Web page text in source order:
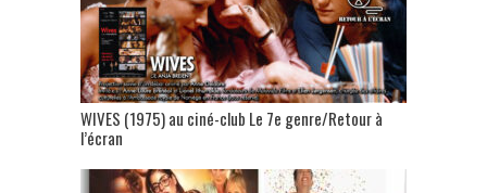
WIVES (1975) au ciné-club Le 7e genre/Retour à
l’écran